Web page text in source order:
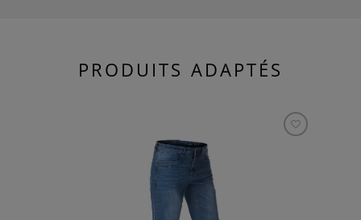
PRODUITS ADAPTÉS